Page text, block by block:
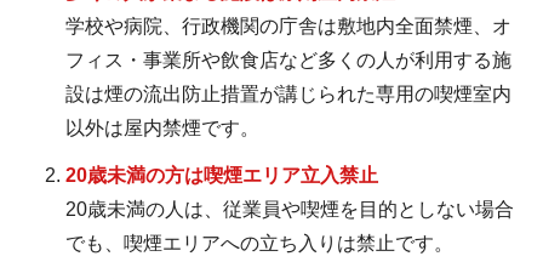
学校や病院、行政機関の庁舎は敷地内全面禁煙、オ
フィス・事業所や飲食店など多くの人が利用する施
設は煙の流出防止措置が講じられた専用の喫煙室内
以外は屋内禁煙です。
20歳未満の方は喫煙エリア立入禁止
20歳未満の人は、従業員や喫煙を目的としない場合
でも、喫煙エリアへの立ち入りは禁止です。